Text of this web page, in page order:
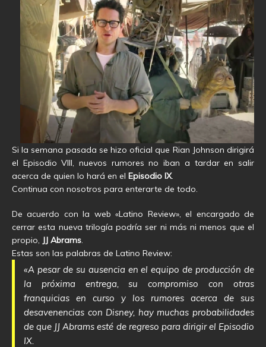
Si la semana pasada se hizo oficial que Rian Johnson dirigirá
el Episodio VIII, nuevos rumores no iban a tardar en salir
acerca de quien lo hará en el Episodio IX.
Continua con nosotros para enterarte de todo.
De acuerdo con la web «Latino Review», el encargado de
cerrar esta nueva trilogía podría ser ni más ni menos que el
propio, JJ Abrams.
Estas son las palabras de Latino Review:
«A pesar de su ausencia en el equipo de producción de
la próxima entrega, su compromiso con otras
franquicias en curso y los rumores acerca de sus
desavenencias con Disney, hay muchas probabilidades
de que JJ Abrams esté de regreso para dirigir el Episodio
IX.